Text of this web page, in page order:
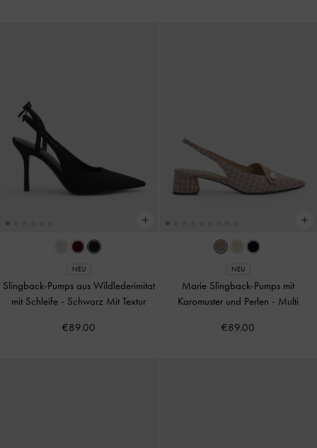
NEU
Slingback-Pumps aus Wildlederimitat
mit Schleife - Schwarz Mit Textur
€89.00
NEU
Marie Slingback-Pumps mit
Karomuster und Perlen - Multi
€89.00